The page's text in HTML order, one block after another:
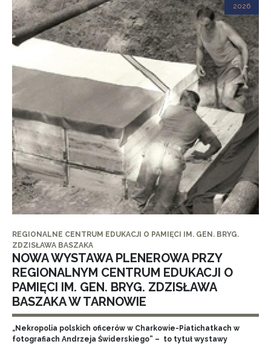
2026
REGIONALNE CENTRUM EDUKACJI O PAMIĘCI IM. GEN. BRYG.
ZDZISŁAWA BASZAKA
NOWA WYSTAWA PLENEROWA PRZY
REGIONALNYM CENTRUM EDUKACJI O
PAMIĘCI IM. GEN. BRYG. ZDZISŁAWA
BASZAKA W TARNOWIE
„Nekropolia polskich oficerów w Charkowie-Piatichatkach w
fotografiach Andrzeja Świderskiego” – to tytuł wystawy